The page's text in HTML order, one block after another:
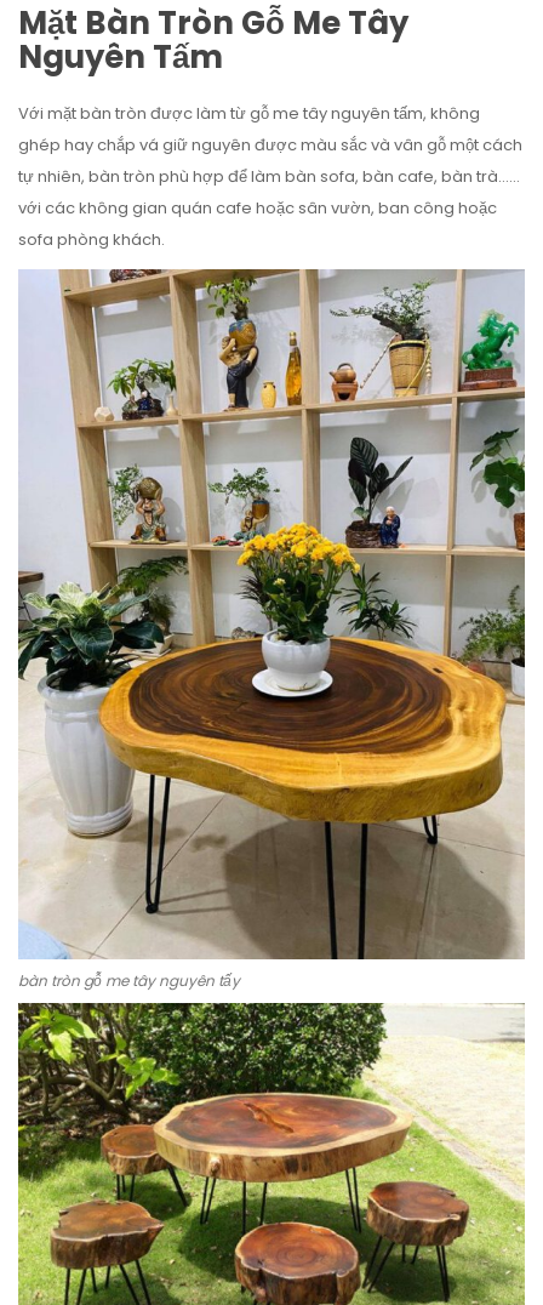
Mặt Bàn Tròn Gỗ Me Tây
Nguyên Tấm
Với mặt bàn tròn được làm từ gỗ me tây nguyên tấm, không
ghép hay chắp vá giữ nguyên được màu sắc và vân gỗ một cách
tự nhiên, bàn tròn phù hợp để làm bàn sofa, bàn cafe, bàn trà……
với các không gian quán cafe hoặc sân vườn, ban công hoặc
sofa phòng khách.
bàn tròn gỗ me tây nguyên tấy